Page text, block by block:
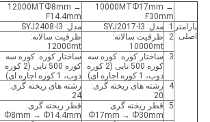
10000MTФ17mm →
F30mm
12000MTФ8mm →
F14.4mm
پارامتر
اصلی
1 مدل: SYJ2017-I3 مدل: SYJ2408-I3
2
ظرفیت سالانه:
10000mt
ظرفیت سالانه:
12000mt
3
ساختار کوره: کوره سه
کوره 500 تایی (2 کوره
ذوب، 1 کوره اجاره ای)
ساختار کوره: کوره سه
کوره 500 تایی (2 کوره
ذوب، 1 کوره اجاره ای)
4
رشته های ریخته گری:
20
رشته های ریخته گری:
24
5
قطر ریخته گری:
Ф17mm → Ф30mm
قطر ریخته گری:
Ф8mm → Ф14.4mm